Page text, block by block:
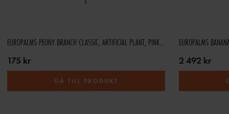
EUROPALMS PEONY BRANCH CLASSIC, ARTIFICIAL PLANT, PINK, 80CM
175 kr
GÅ TILL PRODUKT
EUROPALMS
2 492 kr